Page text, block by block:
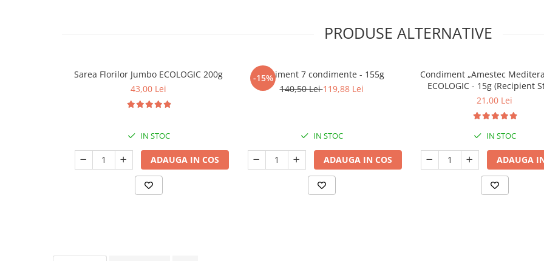
PRODUSE ALTERNATIVE
Sarea Florilor Jumbo ECOLOGIC 200g
43,00 Lei
IN STOC
ADAUGA IN COS
-15%
Sortiment 7 condimente - 155g
140,50 Lei119,88 Lei
IN STOC
ADAUGA IN COS
Condiment „Amestec
ECOLOGIC - 15g (Recipient
21,00 Lei
IN STOC
ADAUGA